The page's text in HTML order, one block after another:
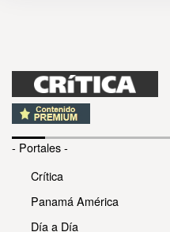
- Portales -
Crítica
Panamá América
Día a Día